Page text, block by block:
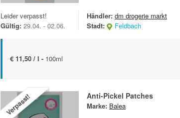
Leider verpasst!
Gültig: 29.04. - 02.06.
Händler: dm drogerie markt
Stadt:
Feldbach
€ 11,50 / l - 100ml
Verpasst! Anti-Pickel Patches
Marke: Balea